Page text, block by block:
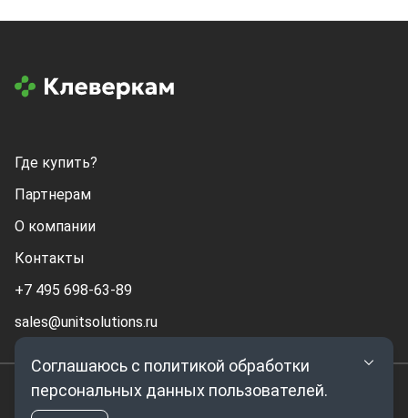
Соглашаюсь с политикой обработки
персональных данных пользователей.
Где купить?
Партнерам
О компании
Контакты
+7 495 698-63-89
sales@unitsolutions.ru
© 2026. ООО Клевермик. Все права защищены.